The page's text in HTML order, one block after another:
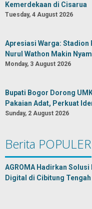
Kemerdekaan di Cisarua
Tuesday, 4 August 2026
Apresiasi Warga: Stadion
Nurul Wathon Makin
Monday, 3 August 2026
Bupati Bogor Dorong
Pakaian Adat, Perkuat
Sunday, 2 August 2026
Berita POPULER
AGROMA Hadirkan
Digital di Cibitung Tengah